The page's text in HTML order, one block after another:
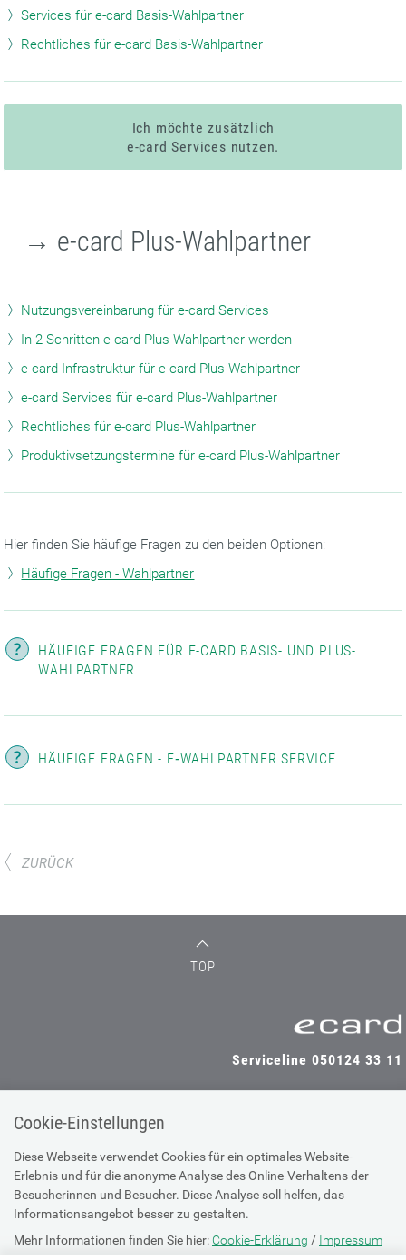
Cookie-Einstellungen
Diese Webseite verwendet Cookies für ein optimales Website-
Erlebnis und für die anonyme Analyse des Online-Verhaltens der
Besucherinnen und Besucher. Diese Analyse soll helfen, das
Informationsangebot besser zu gestalten.
Mehr Informationen finden Sie hier: Cookie-Erklärung / Impressum
Services für e-card Basis-Wahlpartner
Rechtliches für e-card Basis-Wahlpartner
Ich möchte zusätzlich
e-card Services nutzen.
→ e-card Plus-Wahlpartner
Nutzungsvereinbarung für e-card Services
In 2 Schritten e-card Plus-Wahlpartner werden
e-card Infrastruktur für e-card Plus-Wahlpartner
e-card Services für e-card Plus-Wahlpartner
Rechtliches für e-card Plus-Wahlpartner
Produktivsetzungstermine für e-card Plus-Wahlpartner
Hier finden Sie häufige Fragen zu den beiden Optionen:
Häufige Fragen - Wahlpartner
HÄUFIGE FRAGEN FÜR E-CARD BASIS- UND PLUS-
WAHLPARTNER
HÄUFIGE FRAGEN - E‑WAHLPARTNER SERVICE
ZURÜCK
TOP
Serviceline 050124 33 11
Impressum
Site Map